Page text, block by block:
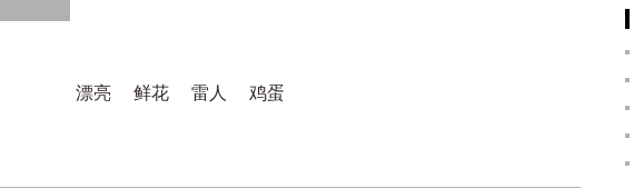
漂亮 鲜花 雷人 鸡蛋